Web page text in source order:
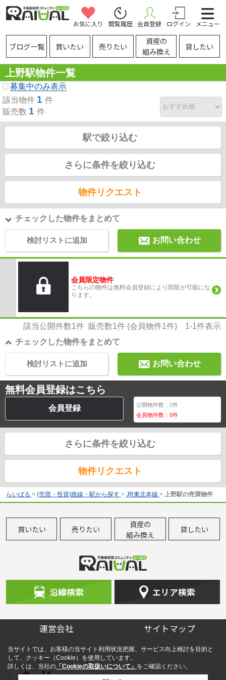
JA
お気に入り 閲覧履歴 会員登録 ログイン メニュー
ブログ一覧 買いたい 売りたい
資産の
組み換え
貸したい
上野駅物件一覧
募集中のみ表示
該当物件 1 件
販売数 1 件
駅で絞り込む
さらに条件を絞り込む
物件リクエスト
チェックした物件をまとめて
検討リストに追加 お問い合わせ
会員限定物件
こちらの物件は無料会員登録により閲覧が可能にな
ります。
該当公開件数1件 販売数1件 (会員物件1件) 1-1件表示
チェックした物件をまとめて
お問い合わせ
検討リストに追加
無料会員登録はこちら
会員登録 公開物件数：0件
会員物件数：0件
さらに条件を絞り込む
物件リクエスト
らいばる > (売買・投資)路線・駅から探す > JR東北本線 > 上野駅の売買物件
買いたい 売りたい
資産の
組み換え
貸したい
沿線検索 エリア検索
運営会社 サイトマップ
当サイトでは、お客様の当サイト利用状況把握、サービス向上検討を目的と
して、クッキー（Cookie）を使用しています。
詳しくは、当社の 「Cookieの取扱いについて」 をご確認ください。